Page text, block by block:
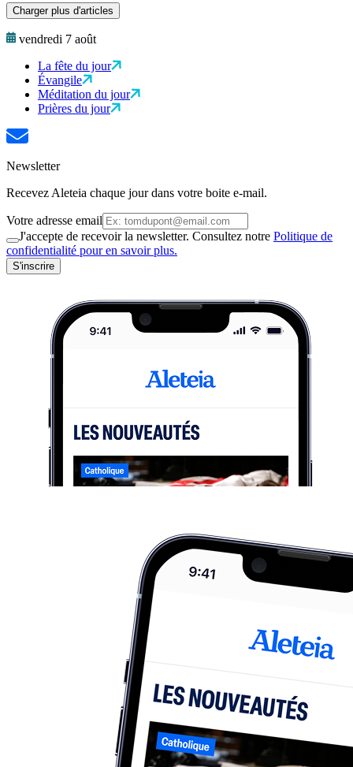
Charger plus d'articles
vendredi 7 août
La fête du jour
Évangile
Méditation du jour
Prières du jour
Newsletter
Recevez Aleteia chaque jour dans votre boite e-mail.
Votre adresse email
J'accepte de recevoir la newsletter. Consultez notre Politique de
confidentialité pour en savoir plus.
S'inscrire